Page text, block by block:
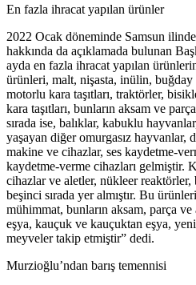
En fazla ihracat yapılan ürünler
2022 Ocak döneminde Samsun
hakkında da açıklamada bulunan
ayda en fazla ihracat yapılan
ürünleri, malt, nişasta, inülin, buğday
motorlu kara taşıtları, traktörler,
kara taşıtları, bunların aksam ve
sırada ise, balıklar, kabuklu
yaşayan diğer omurgasız hayvanlar,
makine ve cihazlar, ses kaydetme-
kaydetme-verme cihazları gelmiştir.
cihazlar ve aletler, nükleer reaktörler,
beşinci sırada yer almıştır. Bu
mühimmat, bunların aksam, parça
eşya, kauçuk ve kauçuktan eşya,
meyveler takip etmiştir” dedi.
Murzioğlu’ndan barış temennisi